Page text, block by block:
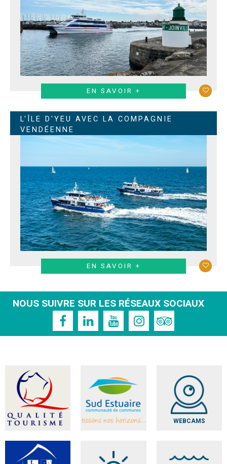
EN SAVOIR +
L'ÎLE D'YEU AVEC LA COMPAGNIE
VENDÉENNE
EN SAVOIR +
NOUS SUIVRE SUR LES RÉSEAUX SOCIAUX
WEBCAMS